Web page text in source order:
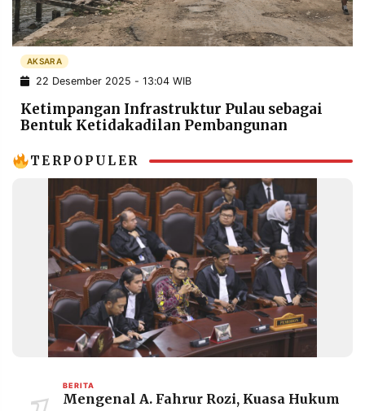
POLICY WARGA
INFORMASI
IKLAN
KIRIM
PENGADUAN TERM
OF
SERVICE
IKUTI
PRAMUDITA
AKSARA
22 Desember 2025 - 13:04 WIB
Ketimpangan Infrastruktur Pulau sebagai
Bentuk Ketidakadilan Pembangunan
TERPOPULER
BERITA
Mengenal A. Fahrur Rozi, Kuasa Hukum